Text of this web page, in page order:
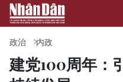
政治 内政
建党100周年：